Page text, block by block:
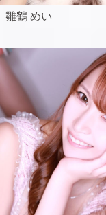
雛鶴 めい